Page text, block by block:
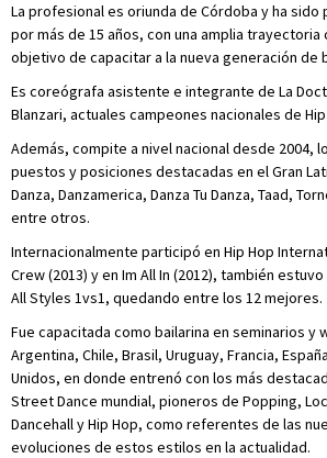
La profesional es oriunda de Córdoba y ha
por más de 15 años, con una amplia
objetivo de capacitar a la nueva generación de
Es coreógrafa asistente e integrante de La
Blanzari, actuales campeones nacionales de
Además, compite a nivel nacional desde 2004,
puestos y posiciones destacadas en el Gran
Danza, Danzamerica, Danza Tu Danza, Taad,
entre otros.
Internacionalmente participó en Hip Hop
Crew (2013) y en Im All In (2012), también
All Styles 1vs1, quedando entre los 12 mejores.
Fue capacitada como bailarina en seminarios y
Argentina, Chile, Brasil, Uruguay, Francia,
Unidos, en donde entrenó con los más
Street Dance mundial, pioneros de Popping,
Dancehall y Hip Hop, como referentes de las
evoluciones de estos estilos en la actualidad.